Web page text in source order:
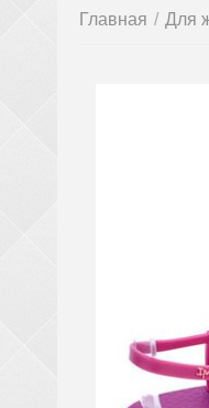
Главная / Для